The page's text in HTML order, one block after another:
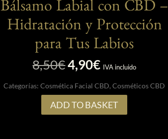
Bálsamo Labial con CBD –
Hidratación y Protección
para Tus Labios
8,50€El
original
era:
8,50€.
4,90€El
actual
es:
4,90€.
IVA incluido
Categorías:Cosmética Facial CBD,Cosméticos CBD
ADD TO BASKET